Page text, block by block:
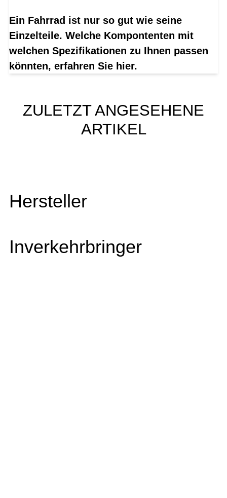
Ein Fahrrad ist nur so gut wie seine
Einzelteile. Welche Kompontenten mit
welchen Spezifikationen zu Ihnen passen
könnten, erfahren Sie hier.
ZULETZT ANGESEHENE
ARTIKEL
Hersteller
Inverkehrbringer